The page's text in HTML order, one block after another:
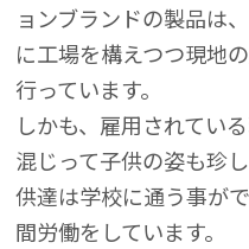
ョンブランドの製品は
に工場を構えつつ現地
行っています。
しかも、雇用されてい
混じって子供の姿も珍
供達は学校に通う事が
間労働をしています。